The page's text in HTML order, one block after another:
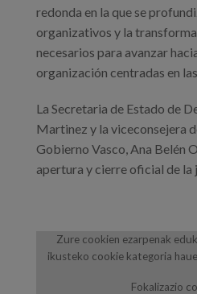
redonda en la que se
organizativos y la
necesarios para avanzar
organización centradas en
La Secretaria de Estado de
Martinez y la viceconsejera
Gobierno Vasco, Ana Belén
apertura y cierre oficial de la
Zure cookien ezarpenak
ikusteko cookie kategoria
Fokalizazio